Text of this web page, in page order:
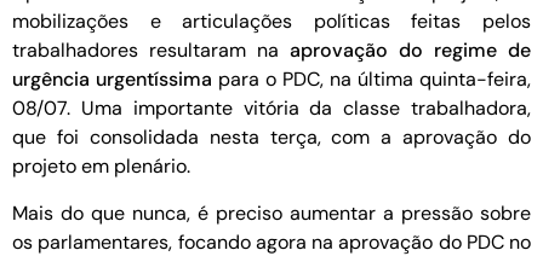
mobilizações e articulações políticas feitas pelos
trabalhadores resultaram na aprovação do regime de
urgência urgentíssima para o PDC, na última quinta-feira,
08/07. Uma importante vitória da classe trabalhadora,
que foi consolidada nesta terça, com a aprovação do
projeto em plenário.
Mais do que nunca, é preciso aumentar a pressão sobre
os parlamentares, focando agora na aprovação do PDC no